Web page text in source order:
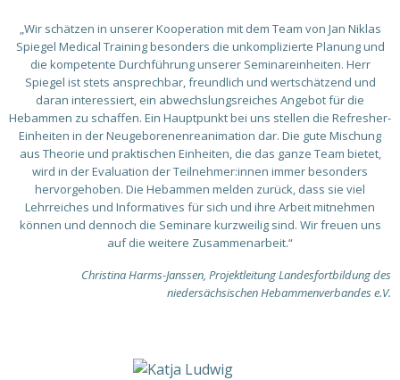
„Wir schätzen in unserer Kooperation mit dem Team von Jan Niklas
Spiegel Medical Training besonders die unkomplizierte Planung und
die kompetente Durchführung unserer Seminareinheiten. Herr
Spiegel ist stets ansprechbar, freundlich und wertschätzend und
daran interessiert, ein abwechslungsreiches Angebot für die
Hebammen zu schaffen. Ein Hauptpunkt bei uns stellen die Refresher-
Einheiten in der Neugeborenenreanimation dar. Die gute Mischung
aus Theorie und praktischen Einheiten, die das ganze Team bietet,
wird in der Evaluation der Teilnehmer:innen immer besonders
hervorgehoben. Die Hebammen melden zurück, dass sie viel
Lehrreiches und Informatives für sich und ihre Arbeit mitnehmen
können und dennoch die Seminare kurzweilig sind. Wir freuen uns
auf die weitere Zusammenarbeit.“
Christina Harms-Janssen, Projektleitung Landesfortbildung des
niedersächsischen Hebammenverbandes e.V.